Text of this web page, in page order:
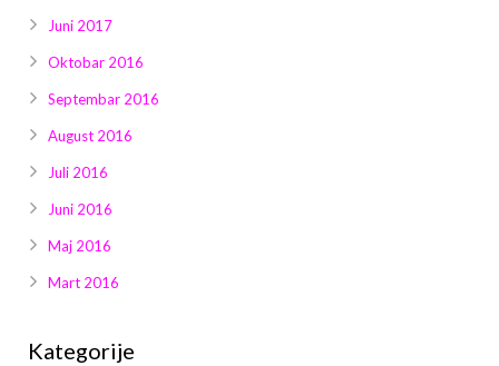
Juni 2017
Oktobar 2016
Septembar 2016
August 2016
Juli 2016
Juni 2016
Maj 2016
Mart 2016
Kategorije